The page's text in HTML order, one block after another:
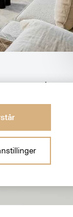
| "Alt"
Hans Nordahls